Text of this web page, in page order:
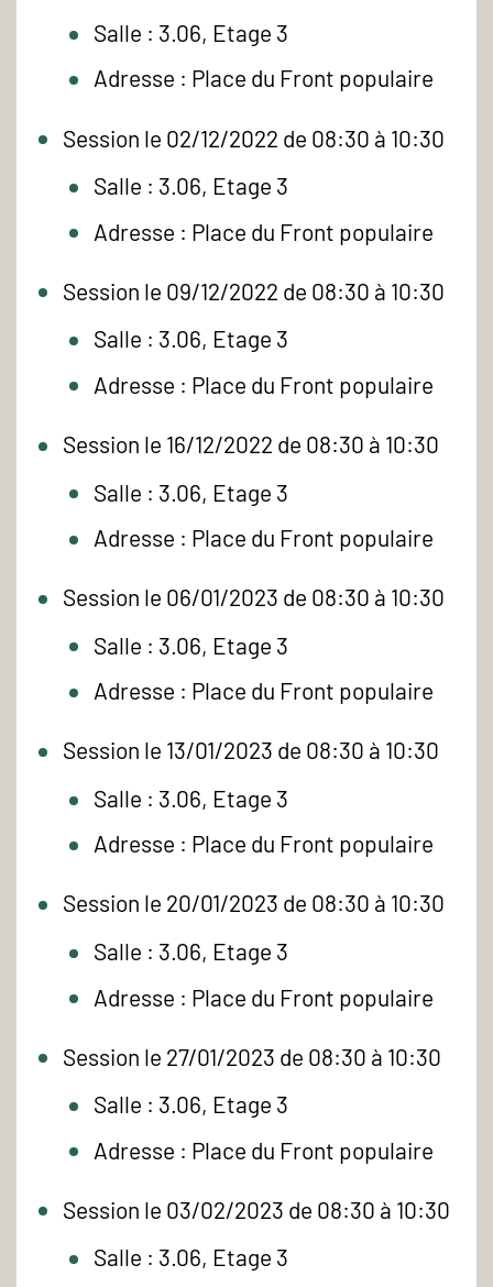
Salle : 3.06, Etage 3
Adresse : Place du Front populaire
Session le 02/12/2022 de 08:30 à 10:30
Salle : 3.06, Etage 3
Adresse : Place du Front populaire
Session le 09/12/2022 de 08:30 à 10:30
Salle : 3.06, Etage 3
Adresse : Place du Front populaire
Session le 16/12/2022 de 08:30 à 10:30
Salle : 3.06, Etage 3
Adresse : Place du Front populaire
Session le 06/01/2023 de 08:30 à 10:30
Salle : 3.06, Etage 3
Adresse : Place du Front populaire
Session le 13/01/2023 de 08:30 à 10:30
Salle : 3.06, Etage 3
Adresse : Place du Front populaire
Session le 20/01/2023 de 08:30 à 10:30
Salle : 3.06, Etage 3
Adresse : Place du Front populaire
Session le 27/01/2023 de 08:30 à 10:30
Salle : 3.06, Etage 3
Adresse : Place du Front populaire
Session le 03/02/2023 de 08:30 à 10:30
Salle : 3.06, Etage 3